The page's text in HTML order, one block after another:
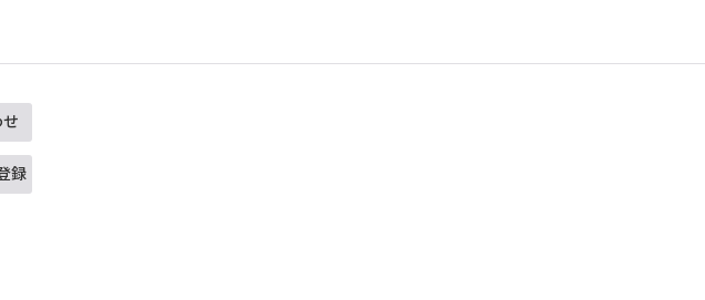
録